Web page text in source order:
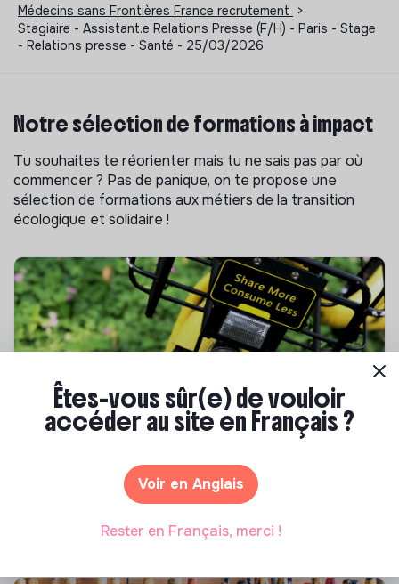
Médecins sans Frontières France recrutement
>
Stagiaire - Assistant.e Relations Presse (F/H) - Paris - Stage
- Relations presse - Santé - 25/03/2026
Notre sélection de formations à impact
Tu souhaites te réorienter mais tu ne sais pas par où
commencer ? Pas de panique, on te propose une
sélection de formations aux métiers de la transition
écologique et solidaire !
Les 25 meilleures formations RSE en 2026
Êtes-vous sûr(e) de vouloir
accéder au site en Français ?
Voir en Anglais
Rester en Français, merci !